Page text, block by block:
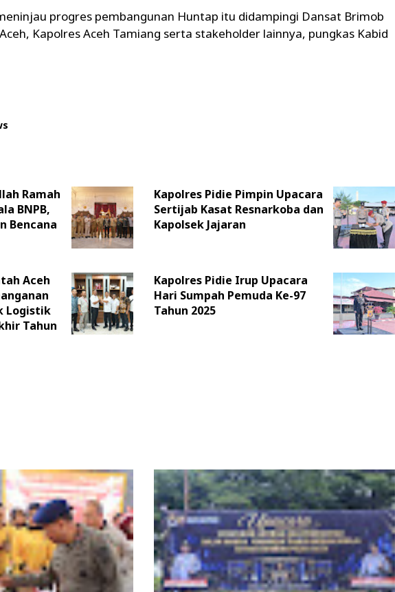
progres pembangunan Huntap itu didampingi Dansat Brimob
Kapolres Aceh Tamiang serta stakeholder lainnya, pungkas Kabid
Ramah
BNPB,
Bencana
Kapolres Pidie Pimpin Upacara
Sertijab Kasat Resnarkoba dan
Kapolsek Jajaran
Aceh
Logistik
Tahun
Kapolres Pidie Irup Upacara
Hari Sumpah Pemuda Ke-97
Tahun 2025